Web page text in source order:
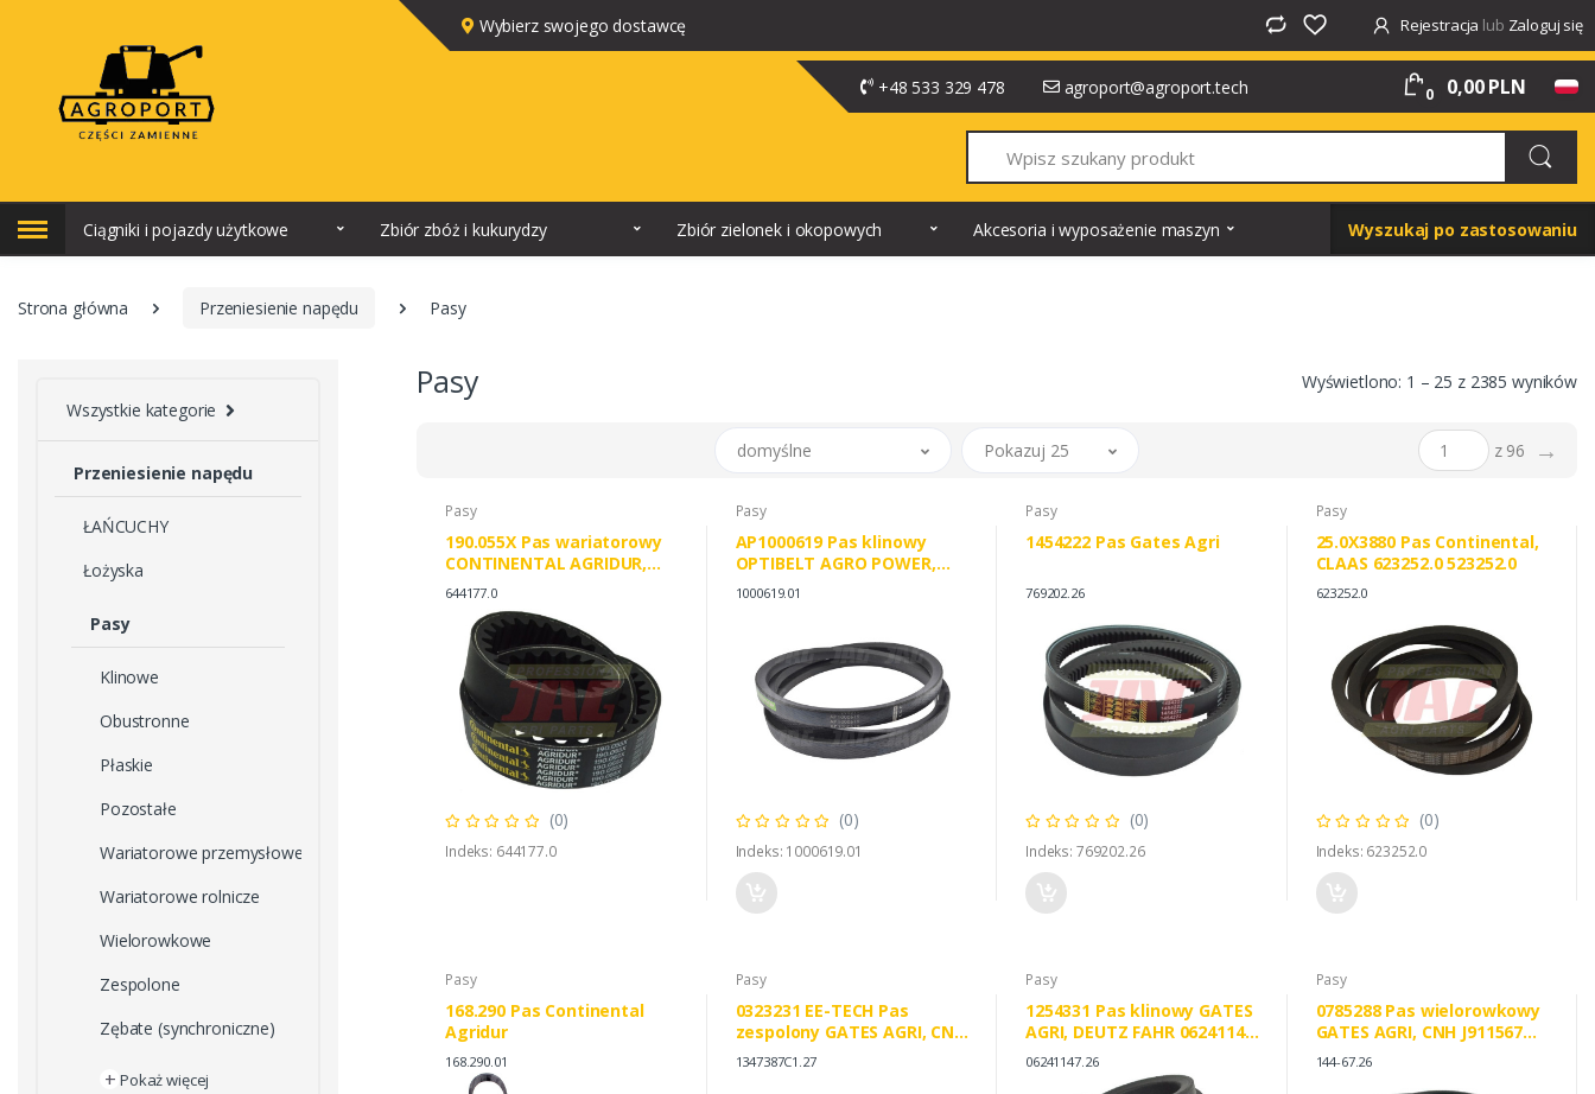
Wybierz swojego dostawcę Rejestracja lub Zaloguj się
+48 533 329 478 agroport@agroport.tech 0 0,00 PLN
Ciągniki i pojazdy użytkowe Zbiór zbóż i kukurydzy Zbiór zielonek i okopowych Akcesoria i wyposażenie maszyn Wyszukaj po zastosowaniu
Strona główna Przeniesienie napędu Pasy
Wszystkie kategorie
Przeniesienie napędu
ŁAŃCUCHY
Łożyska
Pasy
Klinowe
Obustronne
Płaskie
Pozostałe
Wariatorowe przemysłowe
Wariatorowe rolnicze
Wielorowkowe
Zespolone
Zębate (synchroniczne)
+ Pokaż więcej
Pasy Wyświetlono: 1 – 25 z 2385 wyników
domyślne Pokazuj 25 z 96 →
Pasy
190.055X Pas wariatorowy
CONTINENTAL AGRIDUR,
CONTINENTAL 190.055
CLAAS 0006614300
644177.0
(0)
Indeks: 644177.0
Pasy
AP1000619 Pas klinowy
OPTIBELT AGRO POWER,
AGCO 410959M1
Dronningborg 41983500
1000619.01
(0)
Indeks: 1000619.01
Pasy
1454222 Pas Gates Agri
769202.26
(0)
Indeks: 769202.26
Pasy
25.0X3880 Pas Continental,
CLAAS 623252.0 523252.0
623252.0
(0)
Indeks: 623252.0
Pasy
168.290 Pas Continental
Agridur
168.290.01
Pasy
0323231 EE-TECH Pas
zespolony GATES AGRI, CNH
434047 80434047
1347387C1.27
Pasy
1254331 Pas klinowy GATES
AGRI, DEUTZ FAHR 06241147
11116270193
06241147.26
Pasy
0785288 Pas wielorowkowy
GATES AGRI, CNH J911567
CLAAS 0005801570
144-67.26